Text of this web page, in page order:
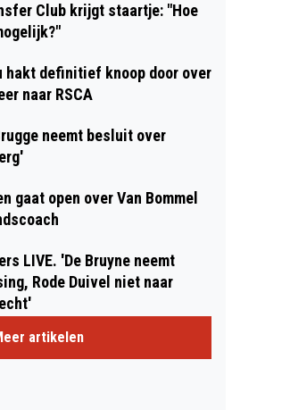
Club krijgt staartje: "Hoe
hakt definitief knoop door over
naar RSCA
neemt besluit over
gaat open over Van Bommel
LIVE. 'De Bruyne neemt
Rode Duivel niet naar
artikelen